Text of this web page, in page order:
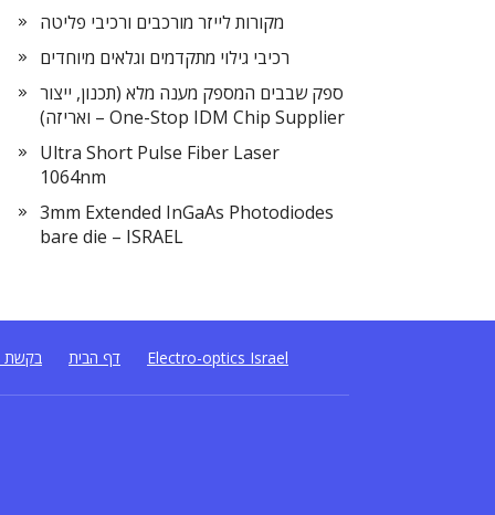
מקורות לייזר מורכבים ורכיבי פליטה
רכיבי גילוי מתקדמים וגלאים מיוחדים
ספק שבבים המספק מענה מלא (תכנון, ייצור
ואריזה) – One-Stop IDM Chip Supplier
Ultra Short Pulse Fiber Laser
1064nm
3mm Extended InGaAs Photodiodes
bare die – ISRAEL
בקשת דף הבית Electro-optics Israel